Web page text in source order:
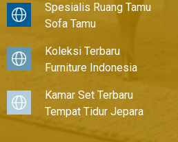
Spesialis Ruang Tamu
Sofa Tamu
Koleksi Terbaru
Furniture Indonesia
Kamar Set Terbaru
Tempat Tidur Jepara